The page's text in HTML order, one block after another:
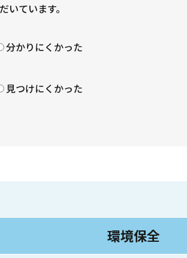
ています。
分かりにくかった
見つけにくかった
環境保全